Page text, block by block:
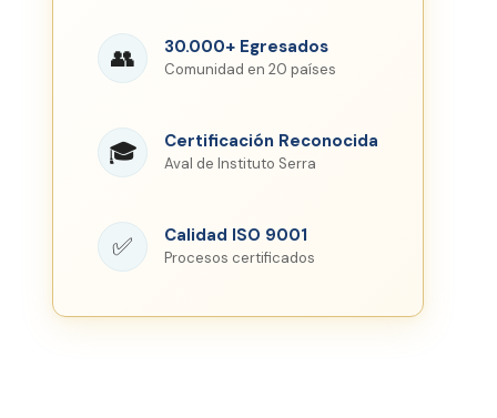
👥 30.000+ Egresados
Comunidad en 20 países
🎓 Certificación Reconocida
Aval de Instituto Serra
✅ Calidad ISO 9001
Procesos certificados